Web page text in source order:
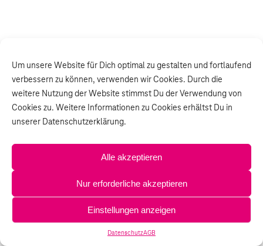
Um unsere Website für Dich optimal zu gestalten und fortlaufend
verbessern zu können, verwenden wir Cookies. Durch die
weitere Nutzung der Website stimmst Du der Verwendung von
Cookies zu. Weitere Informationen zu Cookies erhältst Du in
unserer Datenschutzerklärung.
Alle akzeptieren
Nur erforderliche akzeptieren
Einstellungen anzeigen
DatenschutzAGB